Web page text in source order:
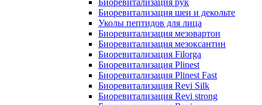
Биоревитализация рук
Биоревитализация шеи и декольте
Уколы пептидов для лица
Биоревитализация мезовартон
Биоревитализация мезоксантин
Биоревитализация Filorga
Биоревитализация Plinest
Биоревитализация Plinest Fast
Биоревитализация Revi Silk
Биоревитализация Revi strong